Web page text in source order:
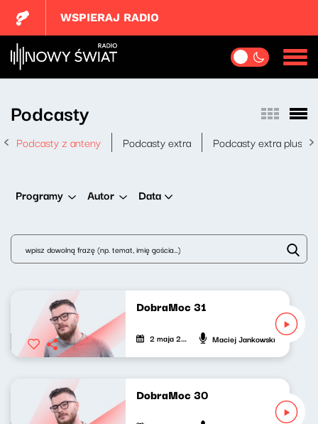
WSPIERAJ RADIO
Podcasty
Podcasty z anteny Podcasty extra Podcasty extra plus
Programy Autor Data
DobraMoc 31
2 maja 2024 Maciej Jankowski
DobraMoc 30